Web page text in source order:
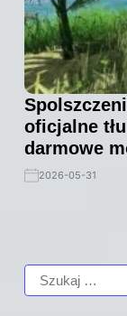
oficjalne
darmowe
2026-05-31